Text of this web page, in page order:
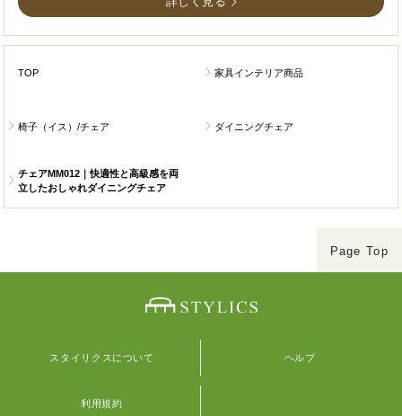
TOP 家具インテリア商品
椅子（イス）/チェア ダイニングチェア
チェアMM012｜快適性と高級感を両
立したおしゃれダイニングチェア
Page Top
スタイリクスについて ヘルプ
利用規約